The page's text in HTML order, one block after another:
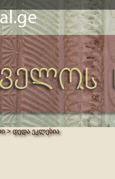
> დედა ეკლესია